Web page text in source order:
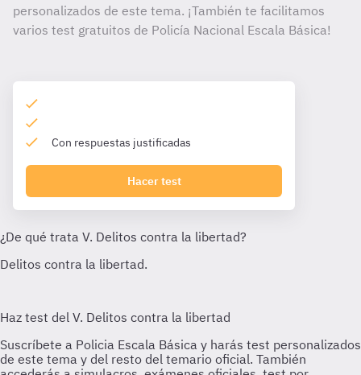
personalizados de este tema. ¡También te facilitamos
varios test gratuitos de Policía Nacional Escala Básica!
Con respuestas justificadas
Hacer test